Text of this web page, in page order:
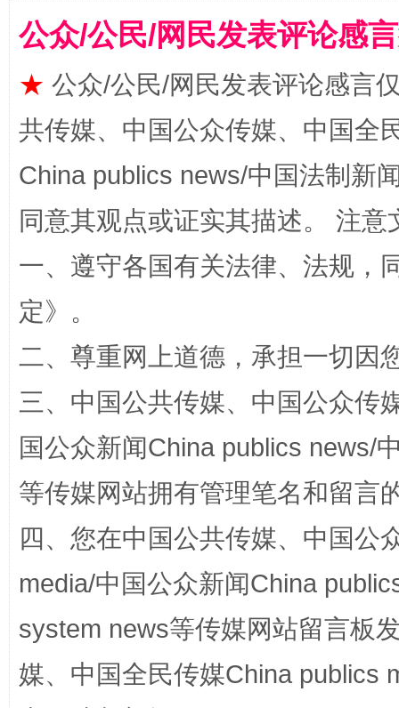
揭批美国五大"原罪" "炒
公众/公民/网民发表评论感
★ 公众/公民/网民发表评论感言
共传媒、中国公众传媒、中国全
China publics news/中国法制新
同意其观点或证实其描述。 注
一、遵守各国有关法律、法规，
定》。
二、尊重网上道德，承担一切因
三、中国公共传媒、中国公众传
国公众新闻China publics news/
等传媒网站拥有管理笔名和留言
四、您在中国公共传媒、中国公
media/中国公众新闻China
system news等传媒网站留言板
媒、中国全民传媒China publics